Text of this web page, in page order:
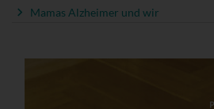
Mamas Alzheimer und wir